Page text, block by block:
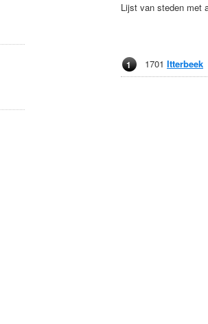
Lijst van steden met
1 1701 Itterbeek